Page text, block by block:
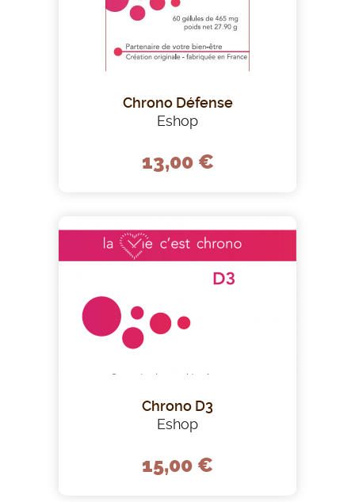
Chrono Défense
Eshop
13,00 €
Chrono D3
Eshop
15,00 €